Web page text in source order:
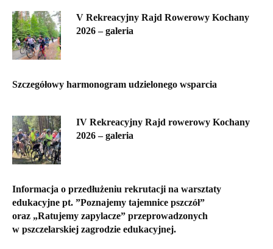
V Rekreacyjny Rajd Rowerowy Kochany
2026 – galeria
Szczegółowy harmonogram udzielonego wsparcia
IV Rekreacyjny Rajd rowerowy Kochany
2026 – galeria
Informacja o przedłużeniu rekrutacji na warsztaty
edukacyjne pt. ”Poznajemy tajemnice pszczół”
oraz „Ratujemy zapylacze” przeprowadzonych
w pszczelarskiej zagrodzie edukacyjnej.